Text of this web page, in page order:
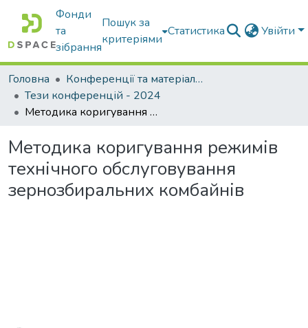
Фонди
та
зібрання
Пошук за
критеріями
Статистика Увійти
Головна
Конференції та матеріали конференцій
Тези конференцій - 2024
Методика коригування режимів технічного обслуговування зернозбиральних комбайнів
Методика коригування режимів
технічного обслуговування
зернозбиральних комбайнів